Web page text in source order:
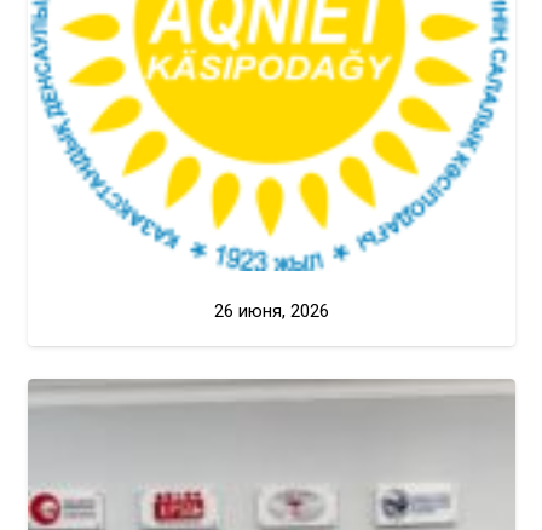
26 июня, 2026